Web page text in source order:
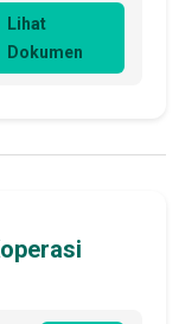
Lihat
Dokumen